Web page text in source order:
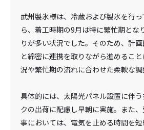
武州製氷様は、冷蔵および製氷を行
ら、着工時期の9月は特に繁忙期とな
りが多い状況でした。そのため、計
と綿密に連携を取りながら進めるこ
況や繁忙期の流れに合わせた柔軟な調
具体的には、太陽光パネル設置に伴
クの出荷に配慮し早朝に実施。また
事においては、電気を止める時間を